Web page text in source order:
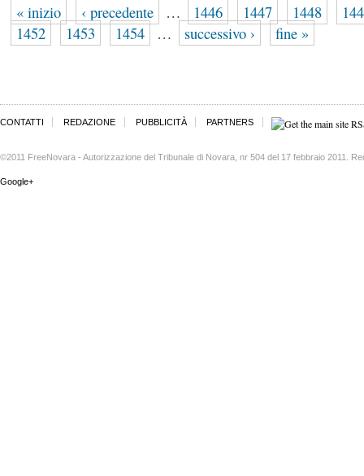
« inizio ‹ precedente … 1446 1447 1448
1452
1453 1454 … successivo › fine »
CONTATTI REDAZIONE PUBBLICITÀ PARTNERS
©2011 FreeNovara - Autorizzazione del Tribunale di Novara, nr 504 del 17 febbraio 2011.
Google+